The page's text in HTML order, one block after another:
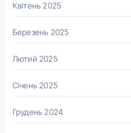
Квітень 2025
Березень 2025
Лютий 2025
Січень 2025
Грудень 2024